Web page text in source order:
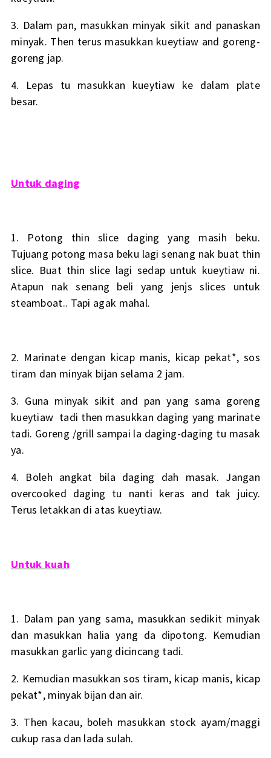
3. Dalam pan, masukkan minyak sikit and panaskan
minyak. Then terus masukkan kueytiaw and goreng-
goreng jap.
4. Lepas tu masukkan kueytiaw ke dalam plate
besar.
Untuk daging
1. Potong thin slice daging yang masih beku.
Tujuang potong masa beku lagi senang nak buat thin
slice. Buat thin slice lagi sedap untuk kueytiaw ni.
Atapun nak senang beli yang jenjs slices untuk
steamboat.. Tapi agak mahal.
2. Marinate dengan kicap manis, kicap pekat*, sos
tiram dan minyak bijan selama 2 jam.
3. Guna minyak sikit and pan yang sama goreng
kueytiaw tadi then masukkan daging yang marinate
tadi. Goreng /grill sampai la daging-daging tu masak
ya.
4. Boleh angkat bila daging dah masak. Jangan
overcooked daging tu nanti keras and tak juicy.
Terus letakkan di atas kueytiaw.
Untuk kuah
1. Dalam pan yang sama, masukkan sedikit minyak
dan masukkan halia yang da dipotong. Kemudian
masukkan garlic yang dicincang tadi.
2. Kemudian masukkan sos tiram, kicap manis, kicap
pekat*, minyak bijan dan air.
3. Then kacau, boleh masukkan stock ayam/maggi
cukup rasa dan lada sulah.